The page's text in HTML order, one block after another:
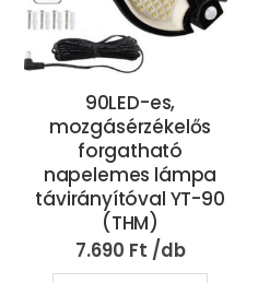
90LED-es,
mozgásérzékelős
forgatható
napelemes lámpa
távirányítóval YT-90
(THM)
7.690 Ft